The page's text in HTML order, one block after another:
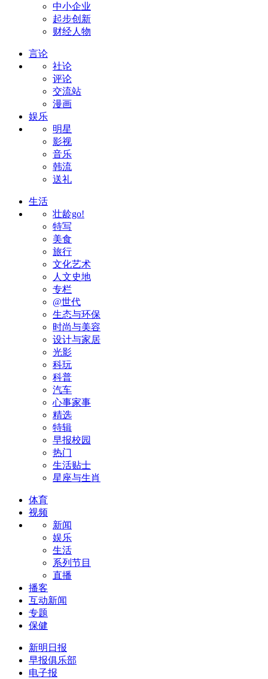
中小企业
起步创新
财经人物
言论
社论
评论
交流站
漫画
娱乐
明星
影视
音乐
韩流
送礼
生活
壮龄go!
特写
美食
旅行
文化艺术
人文史地
专栏
@世代
生态与环保
时尚与美容
设计与家居
光影
科玩
科普
汽车
心事家事
精选
特辑
早报校园
热门
生活贴士
星座与生肖
体育
视频
新闻
娱乐
生活
系列节目
直播
播客
互动新闻
专题
保健
新明日报
早报俱乐部
电子报